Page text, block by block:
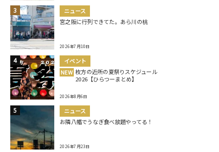
ニュース
宮之阪に行列できてた。あら川の桃
2026年7月10日
イベント
NEW 枚方の近所の夏祭りスケジュール
2026【ひらつーまとめ】
2026年8月6日
ニュース
お隣八幡でうなぎ食べ放題やってる！
2026年7月23日